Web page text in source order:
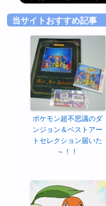
当サイトおすすめ記事
ポケモン超不思議のダ
ンジョン＆ベストアー
トセレクション届いた
～！！